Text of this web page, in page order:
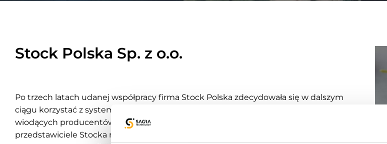
Stock Polska Sp. z o.o.
Po trzech latach udanej współpracy firma Stock Polska zdecydowała się w dalszym
ciągu korzystać z systemu Emigo. Znany chyba wszystkim Stock jest jednym z
wiodących producentów alkoholi na europejskim rynku. Dzięki systemowi Emigo,
przedstawiciele Stocka mogą nieustannie zwiększać efektywność swojej pracy za